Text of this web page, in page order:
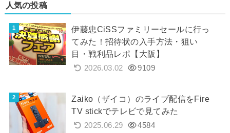
人気の投稿
伊藤忠CiSSファミリーセールに行っ
てみた！招待状の入手方法・狙い
目・戦利品レポ【大阪】
2026.03.02 9109
Zaiko（ザイコ）のライブ配信をFire
TV stickでテレビで見てみた
2025.06.29 4584